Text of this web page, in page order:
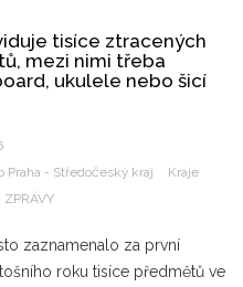
tisíce ztracených
mezi nimi třeba
ukulele nebo šicí
Praha - Středočeský kraj
Kraje
ZPRÁVY
zaznamenalo za první
roku tisíce předmětů ve